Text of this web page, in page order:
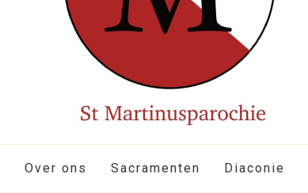
Over ons Sacramenten Diaconie